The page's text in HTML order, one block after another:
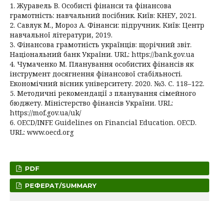
1. Журавель В. Особисті фінанси та фінансова
грамотність: навчальний посібник. Київ: КНЕУ, 2021.
2. Савлук М., Мороз А. Фінанси: підручник. Київ: Центр
навчальної літератури, 2019.
3. Фінансова грамотність українців: щорічний звіт.
Національний банк України. URL: https://bank.gov.ua
4. Чумаченко М. Планування особистих фінансів як
інструмент досягнення фінансової стабільності.
Економічний вісник університету. 2020. №3. С. 118–122.
5. Методичні рекомендації з планування сімейного
бюджету. Міністерство фінансів України. URL:
https://mof.gov.ua/uk/
6. OECD/INFE Guidelines on Financial Education. OECD.
URL: www.oecd.org
PDF
РЕФЕРАТ/SUMMARY